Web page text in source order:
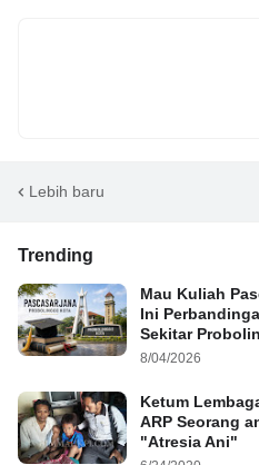
Lebih baru
Trending
Mau Kuliah
Ini
Sekitar
8/04/2026
Ketum
ARP Seorang
"Atresia Ani"